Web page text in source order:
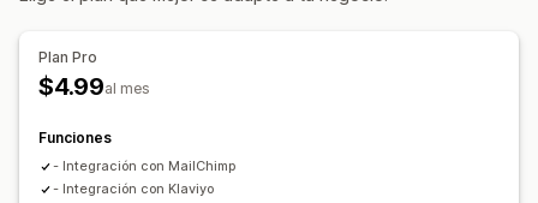
Control de acceso
Aprobar solicitudes
Plan Pro
$4.99al mes
Funciones
- Integración con MailChimp
- Integración con Klaviyo